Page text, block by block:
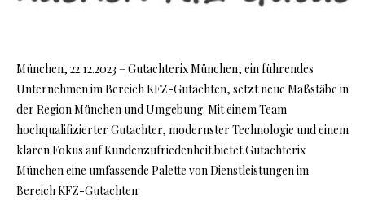
München, 22.12.2023 – Gutachterix München, ein führendes
Unternehmen im Bereich KFZ-Gutachten, setzt neue Maßstäbe in
der Region München und Umgebung. Mit einem Team
hochqualifizierter Gutachter, modernster Technologie und einem
klaren Fokus auf Kundenzufriedenheit bietet Gutachterix
München eine umfassende Palette von Dienstleistungen im
Bereich KFZ-Gutachten.